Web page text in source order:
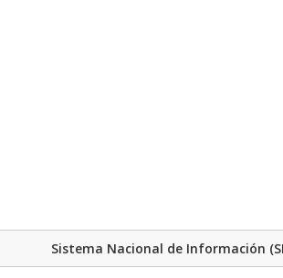
Sistema Nacional de Información